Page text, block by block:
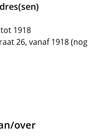
1918
26, vanaf 1918
over